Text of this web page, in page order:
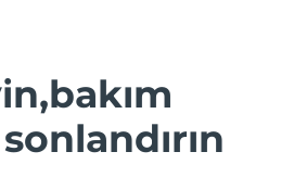
Yüz sıkılaştırma
Tahmini teslim tarihi
13/08/2026
Tahmini teslim tarihi